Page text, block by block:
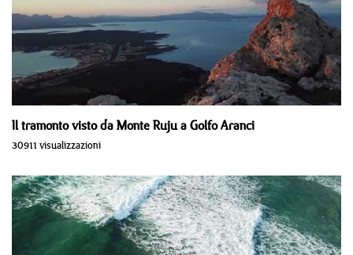
Il tramonto visto da Monte Ruju a Golfo Aranci
30911 visualizzazioni